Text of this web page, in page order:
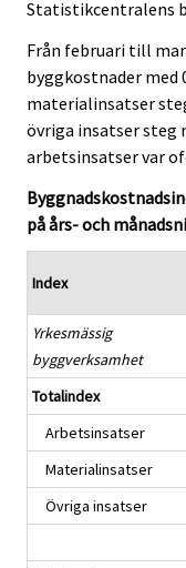
Statistikcentralens
Från februari till
byggkostnader med
materialinsatser
övriga insatser steg
arbetsinsatser var
på års- och
Index
Yrkesmässig
byggverksamhet
Totalindex
Arbetsinsatser
Materialinsatser
Övriga insatser